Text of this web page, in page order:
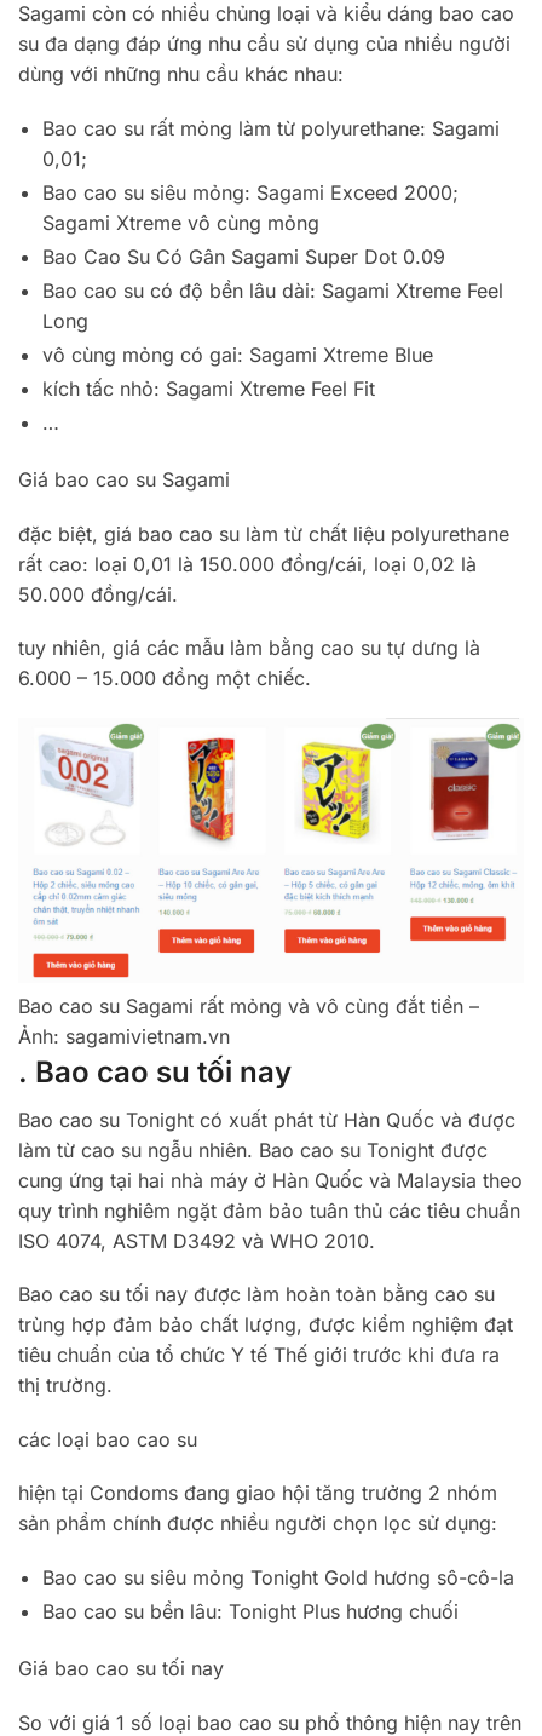
Sagami còn có nhiều chủng loại và kiểu dáng bao cao
su đa dạng đáp ứng nhu cầu sử dụng của nhiều người
dùng với những nhu cầu khác nhau:
Bao cao su rất mỏng làm từ polyurethane: Sagami
0,01;
Bao cao su siêu mỏng: Sagami Exceed 2000;
Sagami Xtreme vô cùng mỏng
Bao Cao Su Có Gân Sagami Super Dot 0.09
Bao cao su có độ bền lâu dài: Sagami Xtreme Feel
Long
vô cùng mỏng có gai: Sagami Xtreme Blue
kích tấc nhỏ: Sagami Xtreme Feel Fit
…
Giá bao cao su Sagami
đặc biệt, giá bao cao su làm từ chất liệu polyurethane
rất cao: loại 0,01 là 150.000 đồng/cái, loại 0,02 là
50.000 đồng/cái.
tuy nhiên, giá các mẫu làm bằng cao su tự dưng là
6.000 – 15.000 đồng một chiếc.
Bao cao su Sagami rất mỏng và vô cùng đắt tiền –
Ảnh: sagamivietnam.vn
. Bao cao su tối nay
Bao cao su Tonight có xuất phát từ Hàn Quốc và được
làm từ cao su ngẫu nhiên. Bao cao su Tonight được
cung ứng tại hai nhà máy ở Hàn Quốc và Malaysia theo
quy trình nghiêm ngặt đảm bảo tuân thủ các tiêu chuẩn
ISO 4074, ASTM D3492 và WHO 2010.
Bao cao su tối nay được làm hoàn toàn bằng cao su
trùng hợp đảm bảo chất lượng, được kiểm nghiệm đạt
tiêu chuẩn của tổ chức Y tế Thế giới trước khi đưa ra
thị trường.
các loại bao cao su
hiện tại Condoms đang giao hội tăng trưởng 2 nhóm
sản phẩm chính được nhiều người chọn lọc sử dụng:
Bao cao su siêu mỏng Tonight Gold hương sô-cô-la
Bao cao su bền lâu: Tonight Plus hương chuối
Giá bao cao su tối nay
So với giá 1 số loại bao cao su phổ thông hiện nay trên